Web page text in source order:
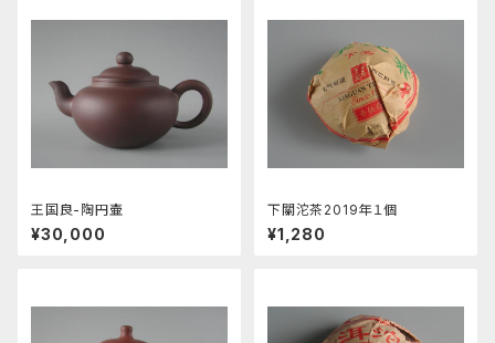
王国良-陶円壷
¥30,000
下關沱茶2019年１個
¥1,280